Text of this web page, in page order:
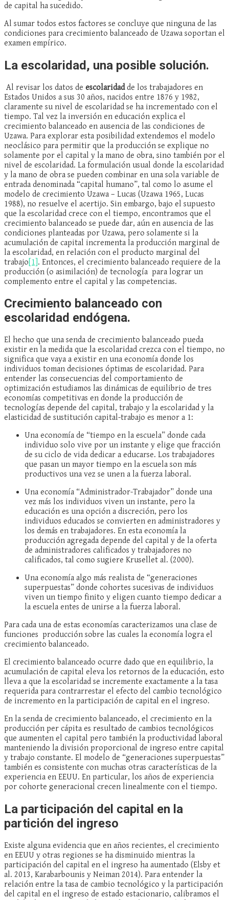
de capital ha sucedido.
Al sumar todos estos factores se concluye que ninguna de las
condiciones para crecimiento balanceado de Uzawa soportan el
examen empírico.
La escolaridad, una posible solución.
Al revisar los datos de escolaridadde los trabajadores en
Estados Unidos a sus 30 años, nacidos entre 1876 y 1982,
claramente su nivel de escolaridad se ha incrementado con el
tiempo. Tal vez la inversión en educación explica el
crecimiento balanceado en ausencia de las condiciones de
Uzawa. Para explorar esta posibilidad extendemos el modelo
neoclásico para permitir que la producción se explique no
solamente por el capital y la mano de obra, sino también por el
nivel de escolaridad. La formulación usual donde la escolaridad
y la mano de obra se pueden combinar en una sola variable de
entrada denominada “capital humano”, tal como lo asume el
modelo de crecimiento Uzawa – Lucas (Uzawa 1965, Lucas
1988), no resuelve el acertijo. Sin embargo, bajo el supuesto
que la escolaridad crece con el tiempo, encontramos que el
crecimiento balanceado se puede dar, aún en ausencia de las
condiciones planteadas por Uzawa, pero solamente si la
acumulación de capital incrementa la producción marginal de
la escolaridad, en relación con el producto marginal del
trabajo [1] . Entonces, el crecimiento balanceado requiere de la
producción (o asimilación) de tecnología para lograr un
complemento entre el capital y las competencias.
Crecimiento balanceado con
escolaridad endógena.
El hecho que una senda de crecimiento balanceado pueda
existir en la medida que la escolaridad crezca con el tiempo, no
significa que vaya a existir en una economía donde los
individuos toman decisiones óptimas de escolaridad. Para
entender las consecuencias del comportamiento de
optimización estudiamos las dinámicas de equilibrio de tres
economías competitivas en donde la producción de
tecnologías depende del capital, trabajo y la escolaridad y la
elasticidad de sustitución capital-trabajo es menor a 1:
Una economía de “tiempo en la escuela” donde cada
individuo solo vive por un instante y elige que fracción
de su ciclo de vida dedicar a educarse. Los trabajadores
que pasan un mayor tiempo en la escuela son más
productivos una vez se unen a la fuerza laboral.
Una economía “Administrador-Trabajador” donde una
vez más los individuos viven un instante, pero la
educación es una opción a discreción, pero los
individuos educados se convierten en administradores y
los demás en trabajadores. En esta economía la
producción agregada depende del capital y de la oferta
de administradores calificados y trabajadores no
calificados, tal como sugiere Krusellet al. (2000).
Una economía algo más realista de “generaciones
superpuestas” donde cohortes sucesivas de individuos
viven un tiempo finito y eligen cuanto tiempo dedicar a
la escuela entes de unirse a la fuerza laboral.
Para cada una de estas economías caracterizamos una clase de
funciones producción sobre las cuales la economía logra el
crecimiento balanceado.
El crecimiento balanceado ocurre dado que en equilibrio, la
acumulación de capital eleva los retornos de la educación, esto
lleva a que la escolaridad se incremente exactamente a la tasa
requerida para contrarrestar el efecto del cambio tecnológico
de incremento en la participación de capital en el ingreso.
En la senda de crecimiento balanceado, el crecimiento en la
producción per cápita es resultado de cambios tecnológicos
que aumenten el capital pero también la productividad laboral
manteniendo la división proporcional de ingreso entre capital
y trabajo constante. El modelo de “generaciones superpuestas”
también es consistente con muchas otras características de la
experiencia en EEUU. En particular, los años de experiencia
por cohorte generacional crecen linealmente con el tiempo.
La participación del capital en la
partición del ingreso
Existe alguna evidencia que en años recientes, el crecimiento
en EEUU y otras regiones se ha disminuido mientras la
participación del capital en el ingreso ha aumentado (Elsby et
al. 2013, Karabarbounis y Neiman 2014). Para entender la
relación entre la tasa de cambio tecnológico y la participación
del capital en el ingreso de estado estacionario, calibramos el